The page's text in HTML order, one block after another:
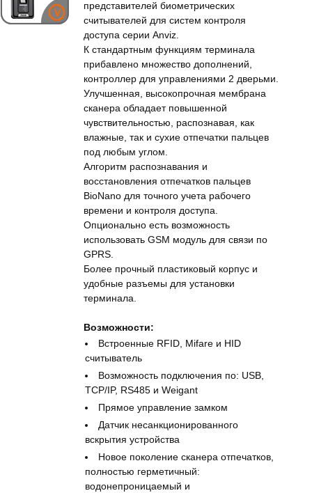
представителей биометрических
считывателей для систем контроля
доступа серии Anviz.
К стандартным функциям терминала
прибавлено множество дополнений,
контроллер для управлениями 2 дверьми.
Улучшенная, высокопрочная мембрана
сканера обладает повышенной
чувствительностью, распознавая, как
влажные, так и сухие отпечатки пальцев
под любым углом.
Алгоритм распознавания и
восстановления отпечатков пальцев
BioNano для точного учета рабочего
времени и контроля доступа.
Опционально есть возможность
использовать GSM модуль для связи по
GPRS.
Более прочный пластиковый корпус и
удобные разъемы для установки
терминала.
Возможности:
Встроенные RFID, Mifare и HID
считыватель
Возможность подключения по: USB,
TCP/IP, RS485 и Weigant
Прямое управление замком
Датчик несанкционированного
вскрытия устройства
Новое поколение сканера отпечатков,
полностью герметичный:
водонепроницаемый и